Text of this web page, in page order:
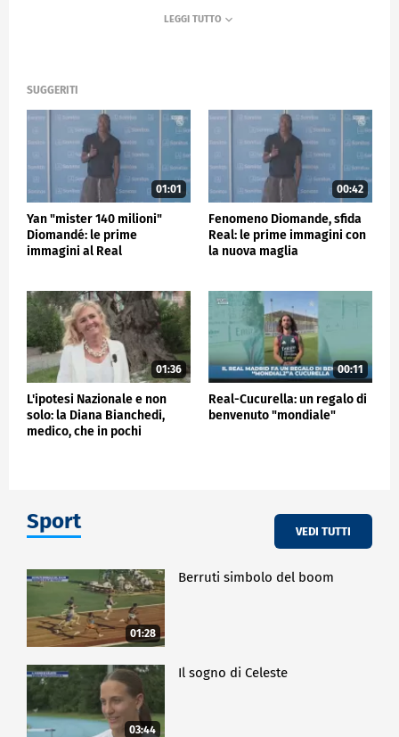
SUGGERITI
01:01
Yan "mister 140 milioni"
Diomandé: le prime
immagini al Real
00:42
Fenomeno Diomande, sfida
Real: le prime immagini con
la nuova maglia
01:36
L'ipotesi Nazionale e non
solo: la Diana Bianchedi,
medico, che in pochi
00:11
Real-Cucurella: un regalo di
benvenuto "mondiale"
Sport VEDI TUTTI
01:28
Berruti simbolo del boom
03:44
Il sogno di Celeste